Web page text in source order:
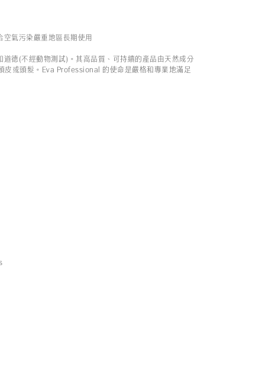
氣污染嚴重地區長期使用
德(不經動物測試)。其高品質、可持續的產品由天然成分
或頭髮。Eva Professional 的使命是嚴格和專業地滿足